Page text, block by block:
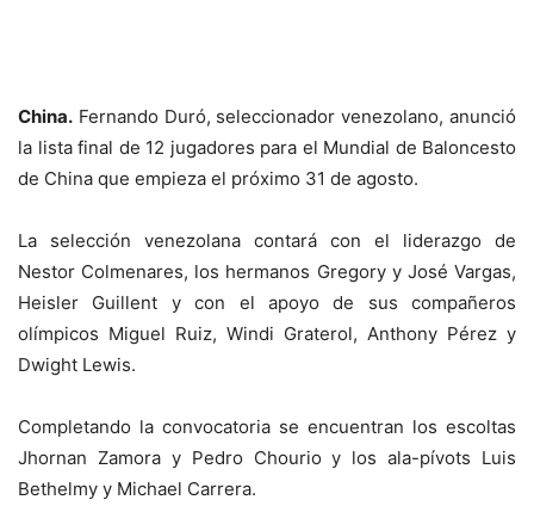
China. Fernando Duró, seleccionador venezolano, anunció
la lista final de 12 jugadores para el Mundial de Baloncesto
de China que empieza el próximo 31 de agosto.
La selección venezolana contará con el liderazgo de
Nestor Colmenares, los hermanos Gregory y José Vargas,
Heisler Guillent y con el apoyo de sus compañeros
olímpicos Miguel Ruiz, Windi Graterol, Anthony Pérez y
Dwight Lewis.
Completando la convocatoria se encuentran los escoltas
Jhornan Zamora y Pedro Chourio y los ala-pívots Luis
Bethelmy y Michael Carrera.